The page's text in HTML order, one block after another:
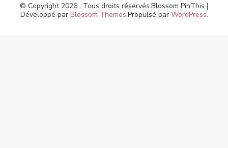
© Copyright 2026 . Tous droits réservés.Blossom PinThis |
Développé par Blossom Themes.Propulsé par WordPress.